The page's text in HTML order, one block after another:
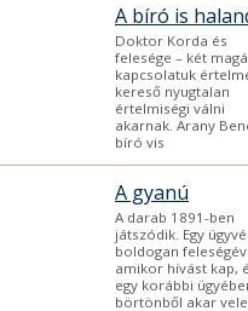
A bíró is
Doktor Korda és
felesége – két
kapcsolatuk
kereső nyugtalan
értelmiségi válni
akarnak. Arany
bíró vis
A gyanú
A darab 1891-ben
játszódik. Egy
boldogan
amikor hívást kap,
egy korábbi
börtönből akar vele